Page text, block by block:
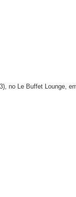
no Le Buffet Lounge,